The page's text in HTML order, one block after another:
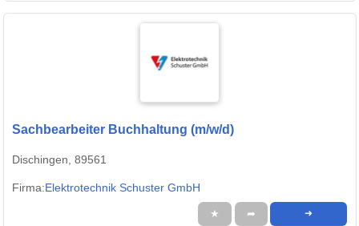
Sachbearbeiter Buchhaltung (m/w/d)
Dischingen, 89561
Firma:Elektrotechnik Schuster GmbH
★ ➦ ➜